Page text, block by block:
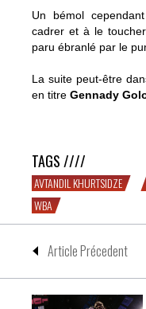
Un bémol
cadrer et à le
paru ébranlé par le
La suite peut-être
en titre Gennady
TAGS ////
AVTANDIL KHURTSIDZE
WBA
Article Précedent